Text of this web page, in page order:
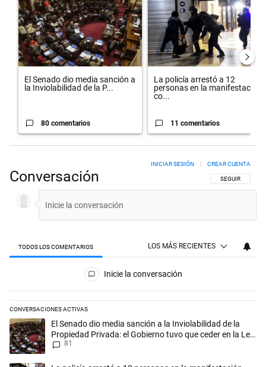
El Senado dio media sanción a
la Inviolabilidad de la P...
80 comentarios
La policía arrestó a 12
personas en la manifestación
co...
11 comentarios
Conversación SIGA ESTA
SEGUIR
INICIAR SESIÓN CREAR CUENTA
TODOS LOS COMENTARIOS LOS MÁS RECIENTES
Todos los comentarios
Inicie la conversación
CONVERSACIONES ACTIVAS
Este listado muestra los artículos con más comentarios en los
Un artículo de tendencia con el título "El Senado dio media sanción a
El Senado dio media sanción a la Inviolabilidad de la
Propiedad Privada: el Gobierno tuvo que ceder en la Ley
del Manejo del Fuego
81